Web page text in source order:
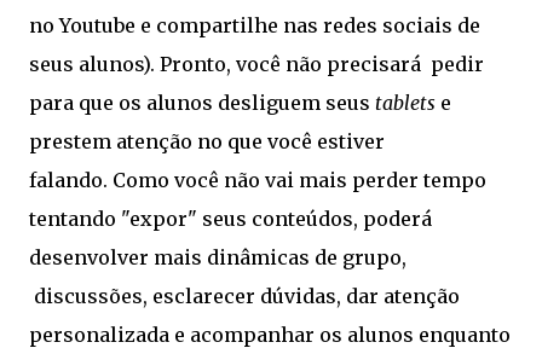
no Youtube e compartilhe nas redes sociais de
seus alunos). Pronto, você não precisará pedir
para que os alunos desliguem seus tablets e
prestem atenção no que você estiver
falando. Como você não vai mais perder tempo
tentando "expor" seus conteúdos, poderá
desenvolver mais dinâmicas de grupo,
discussões, esclarecer dúvidas, dar atenção
personalizada e acompanhar os alunos enquanto